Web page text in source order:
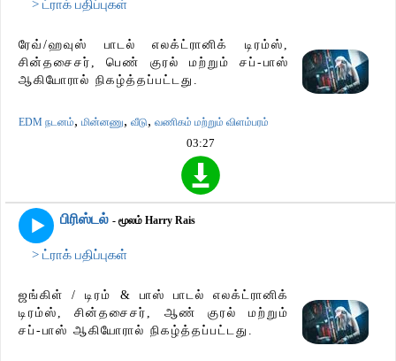
> ட்ராக் பதிப்புகள்
ரேவ்/ஹவுஸ் பாடல் எலக்ட்ரானிக் டிரம்ஸ்,
சின்தசைசர், பெண் குரல் மற்றும் சப்-பாஸ்
ஆகியோரால் நிகழ்த்தப்பட்டது.
EDM நடனம், மின்னணு, வீடு, வணிகம் மற்றும் விளம்பரம்
03:27
பிரிஸ்டல் - மூலம் Harry Rais
> ட்ராக் பதிப்புகள்
ஜங்கிள் / டிரம் & பாஸ் பாடல் எலக்ட்ரானிக்
டிரம்ஸ், சின்தசைசர், ஆண் குரல் மற்றும்
சப்-பாஸ் ஆகியோரால் நிகழ்த்தப்பட்டது.